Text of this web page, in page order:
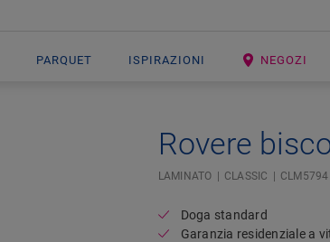
PARQUET ISPIRAZIONI NEGOZI
Open image in lightbox
Rovere
LAMINATO CLASSIC CLM5794
Doga standard
Garanzia residenziale a